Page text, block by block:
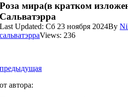
Роза мира(в кратком
Сальватэрра
Last Updated: Сб 23 ноября 2024By
сальватэрраViews: 236
предыдущая
от автора: